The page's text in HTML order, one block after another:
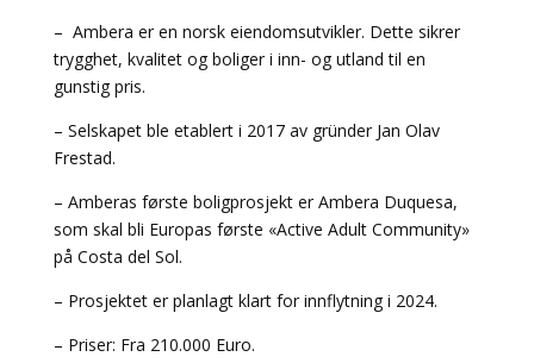
– Ambera er en norsk eiendomsutvikler. Dette sikrer
trygghet, kvalitet og boliger i inn- og utland til en
gunstig pris.
– Selskapet ble etablert i 2017 av gründer Jan Olav
Frestad.
– Amberas første boligprosjekt er Ambera Duquesa,
som skal bli Europas første «Active Adult Community»
på Costa del Sol.
– Prosjektet er planlagt klart for innflytning i 2024.
– Priser: Fra 210.000 Euro.